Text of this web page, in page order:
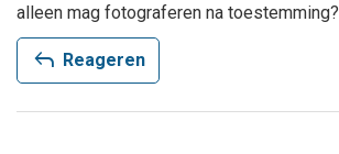
alleen mag fotograferen na toestemming?
reply Reageren